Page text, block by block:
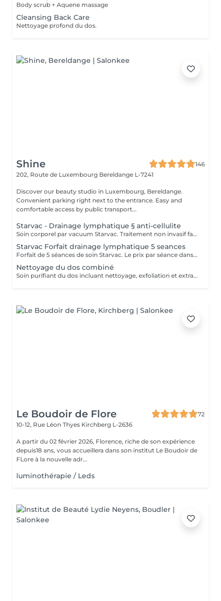
Body scrub + Aquene massage
Cleansing Back Care
Nettoyage profond du dos.
Shine
146
202, Route de Luxembourg Bereldange L-7241
Discover our beauty studio in Luxembourg, Bereldange.
Convenient parking right next to the entrance. Easy and
comfortable access by public transport...
Starvac - Drainage lymphatique § anti-cellulite
Soin corporel par vacuum Starvac. Traitement non invasif favorisant le drainage lymphatique, la réduction de la cellulite et l'amélioration de la tonicité de la peau.
Starvac Forfait drainage lymphatique 5 seances
Forfait de 5 séances de soin Starvac. Le prix par séance dans le forfait est de 68 €. Traitement non invasif favorisant le drainage lymphatique, la réduction de la cellulite et l'amélioration de la tonicité de la peau. Forfait payable à l'avance et non remboursable.
Nettoyage du dos combiné
Soin purifiant du dos incluant nettoyage, exfoliation et extraction des imperfections. Idéal pour les peaux sujettes aux boutons, il laisse la peau nette, lisse et saine.
Le Boudoir de Flore
72
10-12, Rue Léon Thyes Kirchberg L-2636
A partir du 02 février 2026, Florence, riche de son expérience
depuis18 ans, vous accueillera dans son institut Le Boudoir de
FLore à la nouvelle adr...
luminothérapie / Leds